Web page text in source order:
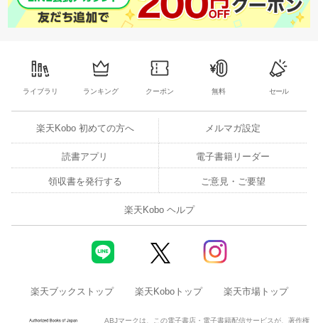
ライブラリ ランキング クーポン 無料 セール
楽天Kobo 初めての方へ メルマガ設定
読書アプリ 電子書籍リーダー
領収書を発行する ご意見・ご要望
楽天Kobo ヘルプ
楽天ブックストップ 楽天Koboトップ 楽天市場トップ
ABJマークは、この電子書店・電子書籍配信サービスが、著作権